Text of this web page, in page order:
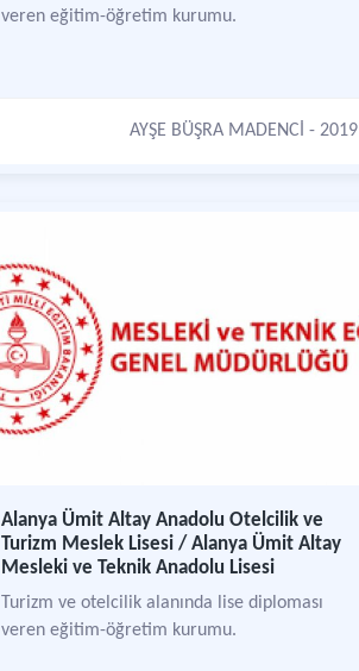
veren eğitim-öğretim kurumu.
AYŞE BÜŞRA MADENCİ - 2019
Alanya Ümit Altay Anadolu Otelcilik ve
Turizm Meslek Lisesi / Alanya Ümit Altay
Mesleki ve Teknik Anadolu Lisesi
Turizm ve otelcilik alanında lise diploması
veren eğitim-öğretim kurumu.